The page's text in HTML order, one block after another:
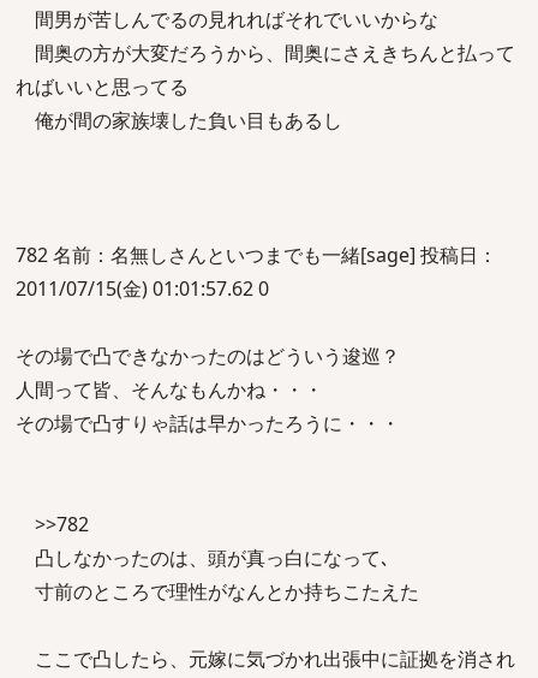
間男が苦しんでるの見れればそれでいいからな
間奥の方が大変だろうから、間奥にさえきちんと払って
ればいいと思ってる
俺が間の家族壊した負い目もあるし
782 名前：名無しさんといつまでも一緒[sage] 投稿日：
2011/07/15(金) 01:01:57.62 0
その場で凸できなかったのはどういう逡巡？
人間って皆、そんなもんかね・・・
その場で凸すりゃ話は早かったろうに・・・
>>782
凸しなかったのは、頭が真っ白になって､
寸前のところで理性がなんとか持ちこたえた
ここで凸したら、元嫁に気づかれ出張中に証拠を消され